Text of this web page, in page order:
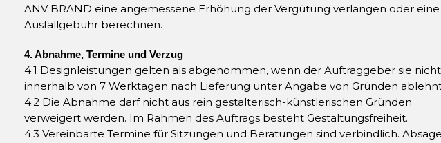
ANV BRAND eine angemessene Erhöhung der Vergütung verlangen oder eine
Ausfallgebühr berechnen.
4. Abnahme, Termine und Verzug
4.1 Designleistungen gelten als abgenommen, wenn der Auftraggeber sie nicht
innerhalb von 7 Werktagen nach Lieferung unter Angabe von Gründen
4.2 Die Abnahme darf nicht aus rein gestalterisch-künstlerischen Gründen
verweigert werden. Im Rahmen des Auftrags besteht Gestaltungsfreiheit.
4.3 Vereinbarte Termine für Sitzungen und Beratungen sind verbindlich.